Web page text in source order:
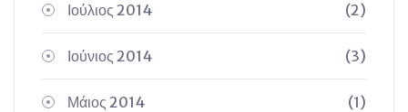
Ιούλιος 2014 (2)
Ιούνιος 2014 (3)
Μάιος 2014 (1)